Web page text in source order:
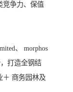
竞争力、保值
、 morphos
打造全钢结
＋ 商务园林及